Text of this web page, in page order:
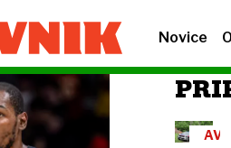
Novice